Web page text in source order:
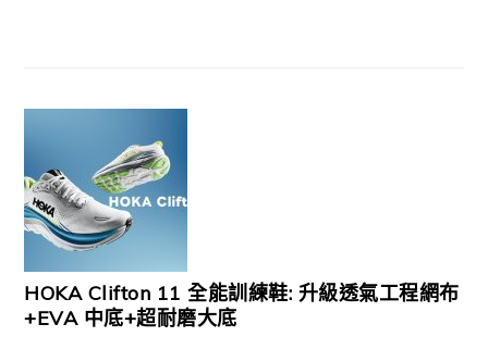
HOKA Clifton 11 全能訓練鞋: 升級透氣工程網布
+EVA 中底+超耐磨大底